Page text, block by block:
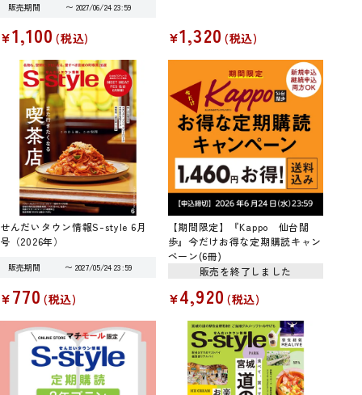
販売期間 〜 2027/06/24 23:59
¥1,100 税込 ¥1,320 税込
せんだいタウン情報S-style 6月
号（2026年）
販売期間 〜 2027/05/24 23:59
¥770 税込
【期間限定】『Kappo 仙台闊
歩』今だけお得な定期購読キャン
ペーン(6冊)
販売を終了しました
¥4,920 税込